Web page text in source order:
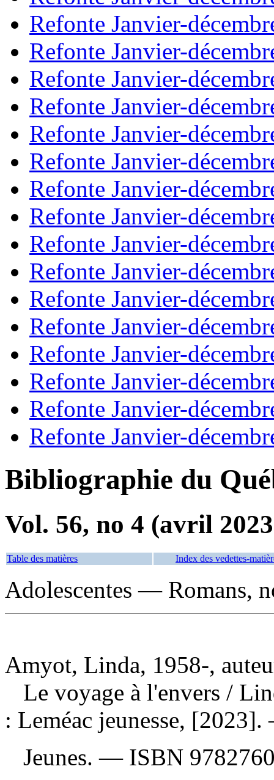
Refonte Janvier-
Refonte Janvier-
Refonte Janvier-
Refonte Janvier-
Refonte Janvier-
Refonte Janvier-
Refonte Janvier-
Refonte Janvier-
Refonte Janvier-
Refonte Janvier-
Refonte Janvier-
Refonte Janvier-
Refonte Janvier-
Refonte Janvier-
Refonte Janvier-
Refonte Janvier-
Bibliographie du
Vol. 56, no 4 (avril
Table des matières Index des vedettes-
Adolescentes — Romans,
Amyot, Linda, 1958-,
Le voyage à l'envers /
: Leméac jeunesse,
Jeunes. — ISBN